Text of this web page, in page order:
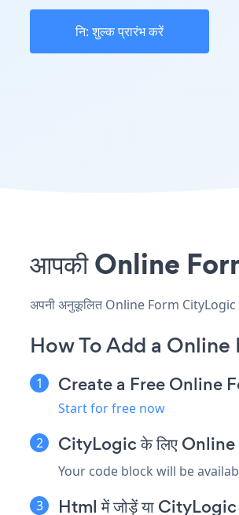
नि: शुल्क प्रारंभ करें
आपकी Online
अपनी अनुकूलित Online Form CityLogic
How To Add a
Create a Free Online
Start for free now
CityLogic के लिए Online
Your code block will be
Html में जोड़ें या CityLogic